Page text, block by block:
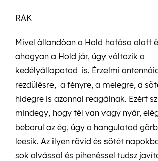
RÁK
Mivel állandóan a Hold hatása alatt
ahogyan a Hold jár, úgy változik a
kedélyállapotod is. Érzelmi
rezdülésre, a fényre, a melegre, a
hidegre is azonnal reagálnak. Ezért
mindegy, hogy tél van vagy nyár,
beborul az ég, úgy a hangulatod
leesik. Az ilyen rövid és sötét
sok alvással és pihenéssel tudsz